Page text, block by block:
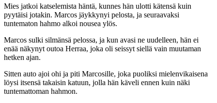
Mies jatkoi katselemista häntä, kunnes hän ulotti kätensä kuin
pyytäisi jotakin. Marcos jäykkynyi pelosta, ja seuraavaksi
tuntematon hahmo alkoi nousea ylös.
Marcos sulki silmänsä pelossa, ja kun avasi ne uudelleen, hän ei
enää näkynyt outoa Herraa, joka oli seissyt siellä vain muutaman
hetken ajan.
Sitten auto ajoi ohi ja piti Marcosille, joka puoliksi mielenvikaisena
löysi itsensä takaisin katuun, jolla hän käveli ennen kuin näki
tuntemattoman hahmon.